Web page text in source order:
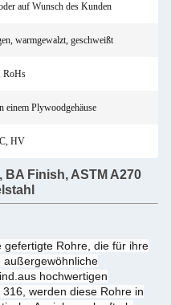
auf Wunsch des Kunden
warmgewalzt, geschweißt
RoHs
einem Plywoodgehäuse
HV
BA Finish, ASTM A270
gefertigte Rohre, die für ihre
außergewöhnliche
hochwertigen
werden diese Rohre in